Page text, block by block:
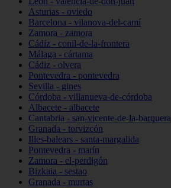
Asturias - oviedo
Barcelona - vilanova-del-camí
Zamora - zamora
Cádiz - conil-de-la-frontera
Málaga - cártama
Cádiz - olvera
Pontevedra - pontevedra
Sevilla - gines
Córdoba - villanueva-de-córdoba
Albacete - albacete
Cantabria - san-vicente-de-la-barquera
Granada - torvizcón
Illes-balears - santa-margalida
Pontevedra - marín
Zamora - el-perdigón
Bizkaia - sestao
Granada - murtas